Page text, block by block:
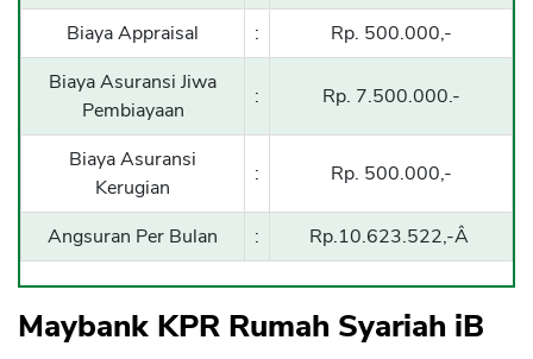
Biaya Appraisal
:
Rp. 500.000,-
Biaya Asuransi Jiwa
Pembiayaan
: Rp. 7.500.000.-
Biaya Asuransi
Kerugian
: Rp. 500.000,-
Angsuran Per Bulan : Rp.10.623.522,-Â
Maybank KPR Rumah Syariah iB